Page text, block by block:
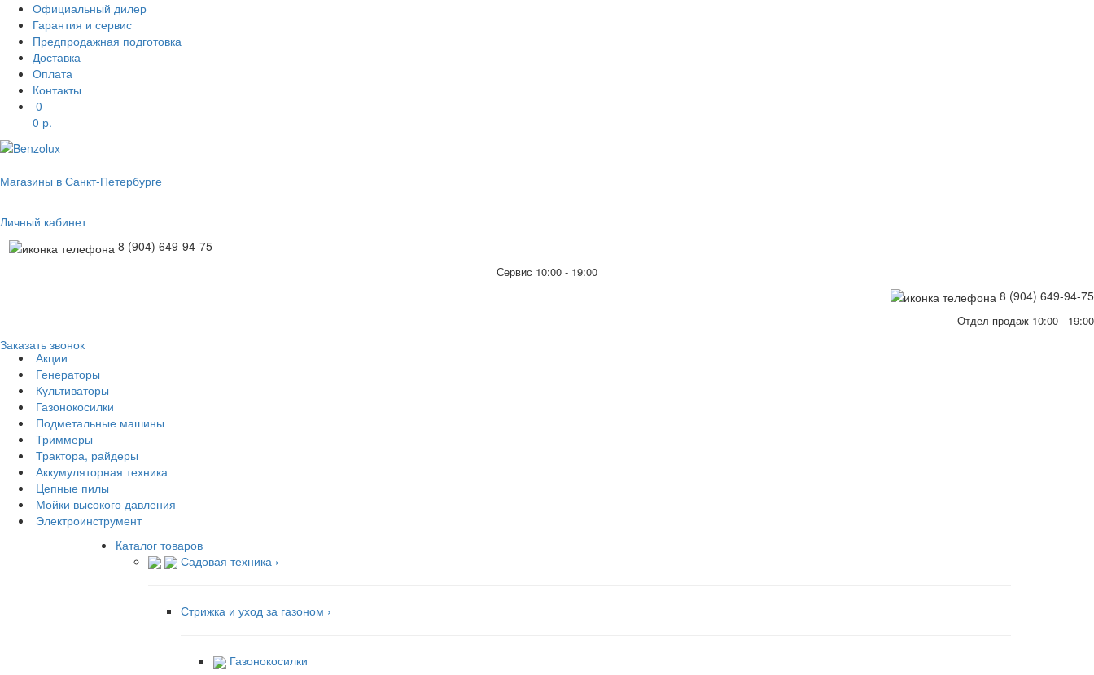
Официальный дилер
Гарантия и сервис
Предпродажная подготовка
Доставка
Оплата
Контакты
0
0 р.
Магазины в Санкт-Петербурге
Личный кабинет
8 (904) 649-94-75
Сервис 10:00 - 19:00
8 (904) 649-94-75
Отдел продаж 10:00 - 19:00
Заказать звонок
Акции
Генераторы
Культиваторы
Газонокосилки
Подметальные машины
Триммеры
Трактора, райдеры
Аккумуляторная техника
Цепные пилы
Мойки высокого давления
Электроинструмент
Каталог товаров
Садовая техника ›
Стрижка и уход за газоном ›
Газонокосилки